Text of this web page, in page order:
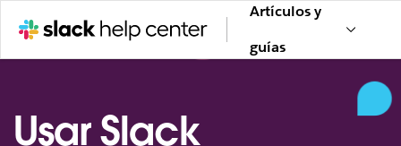
Artículos y
guías
Usar Slack